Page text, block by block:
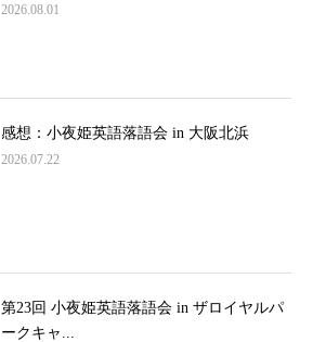
2026.08.01
感想：小夜姫英語落語会 in 大阪北浜
2026.07.22
第23回 小夜姫英語落語会 in ザロイヤルパ
ークキャ...